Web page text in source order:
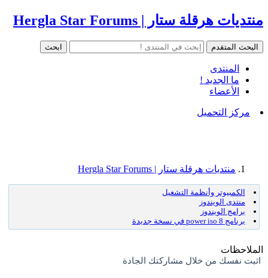
منتديات هرقلة ستار | Hergla Star Forums
المنتدى
ما الجديد !
الأعضاء
مركز التحميل
منتديات هرقلة ستار | Hergla Star Forums
الكمبيوتر وأنظمة التشغيل
منتدى الويندوز
برامج الويندوز
برنامج power iso 8 في نسخة جديدة
الملاحظات
اثبت نفسك من خلال مشاركتك الجادة